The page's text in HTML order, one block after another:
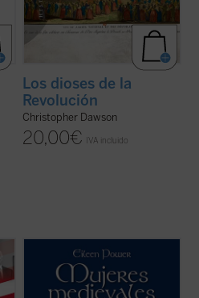
Los dioses de la
Revolución
Christopher Dawson
20,00€ IVA incluido
«¿Cómo eran vistas las mujeres por los
intelectuales medievales? ¿Cuáles eran
sus deberes, estilo de vida y oportunidades
sociales? ¿Cómo era la mujer trabajadora
en el campo y la ciudad? ¿Había mujeres